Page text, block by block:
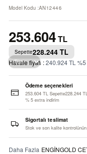
Model Kodu :AN12446
253.604TL
Sepette228.244 TL
Havale fiyatı :240.924TL %5
Ödeme seçenekleri
253.604 TL Sepette228.244
% 5 extra indirim
Sigortalı teslimat
Stok ve son kalite kontrolünün
Daha Fazla ENGİNGOLD